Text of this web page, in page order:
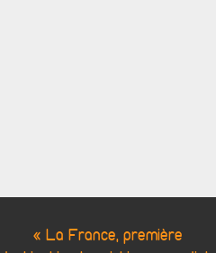
« La France, première